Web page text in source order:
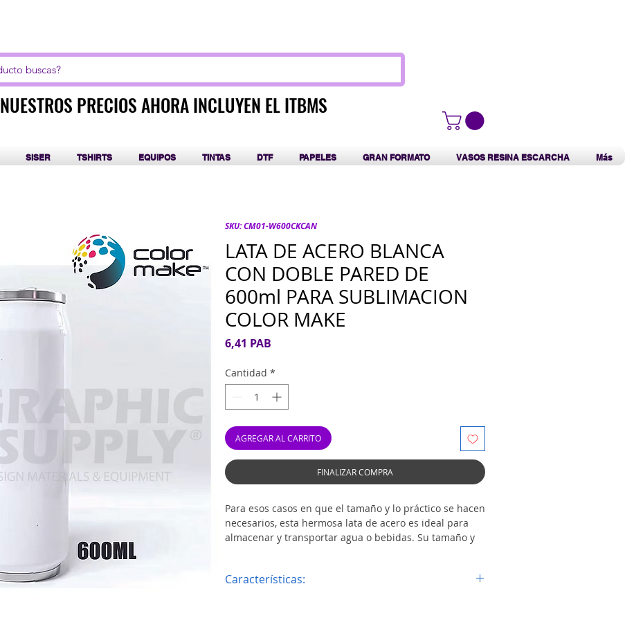
NUESTROS PRECIOS AHORA INCLUYEN EL ITBMS
NUESTROS PRECIOS AHORA INCLUYEN EL ITBMS
SISER TSHIRTS EQUIPOS TINTAS DTF PAPELES GRAN FORMATO VASOS RESINA ESCARCHA Más
SKU: CM01-W600CKCAN
LATA DE ACERO BLANCA
CON DOBLE PARED DE
600ml PARA SUBLIMACION
COLOR MAKE
6,41 PAB
Cantidad *
AGREGAR AL CARRITO
FINALIZAR COMPRA
Para esos casos en que el tamaño y lo práctico se hacen
necesarios, esta hermosa lata de acero es ideal para
almacenar y transportar agua o bebidas. Su tamaño y
no tóxico, que controla el flujo del líquido para evitar
Características: